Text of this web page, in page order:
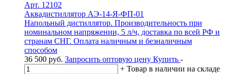
Арт. 12102
Аквадистиллятор АЭ-14-Я-ФП-01
Напольный дистиллятор. Производительность при
номинальном напряжении, 5 л/ч, доставка по всей РФ и
странам СНГ. Оплата наличным и безналичным
способом
36 500 руб. Запросить оптовую цену Купить -
+ Товар в наличии на складе